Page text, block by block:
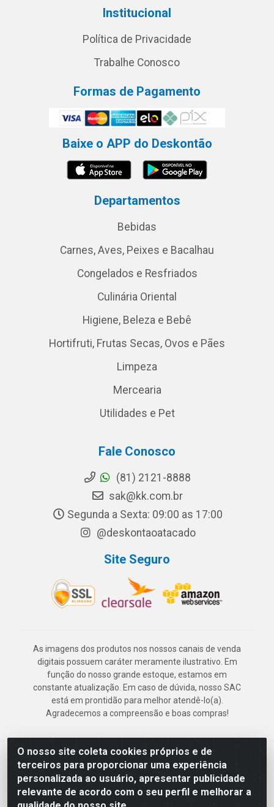
O nosso site coleta cookies próprios e de
terceiros para proporcionar uma experiência
personalizada ao usuário, apresentar publicidade
relevante de acordo com o seu perfil e melhorar a
Institucional
Política de Privacidade
Trabalhe Conosco
Formas de Pagamento
Baixe o APP do Deskontão
Departamentos
Bebidas
Carnes, Aves, Peixes e Bacalhau
Congelados e Resfriados
Culinária Oriental
Higiene, Beleza e Bebê
Hortifruti, Frutas Secas, Ovos e Pães
Limpeza
Mercearia
Utilidades e Pet
Fale Conosco
(81) 2121-8888
sak@kk.com.br
Segunda a Sexta: 09:00 as 17:00
@deskontaoatacado
Site Seguro
As imagens dos produtos nos nossos canais de venda
digitais possuem caráter meramente ilustrativo. Em
função do nosso grande estoque, estamos em
constante atualização. Em caso de dúvida, nosso SAC
está em prontidão para melhor atendê-lo(a).
Agradecemos a compreensão e boas compras!
Deskontão Atacado - Av. Marechal Mascarenhas de Morais, 2471 -
Imbiribeira - Recife/PE - CEP 51.150-001 - CNPJ 24.150.377/0003-
57